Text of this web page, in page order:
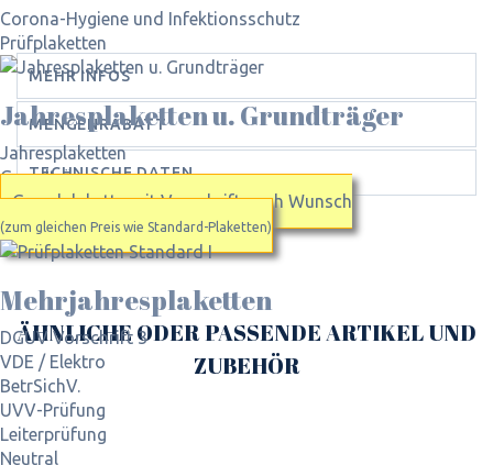
Corona-Hygiene und Infektionsschutz
Prüfplaketten
Jahres­plaketten u. Grundträger
Jahresplaketten
Grundträger
Grundplakette mit Vorschrift nach Wunsch
(zum gleichen Preis wie Standard-Plaketten)
Mehrjahres­plaketten
DGUV Vorschrift 3
VDE / Elektro
BetrSichV.
UVV-Prüfung
Leiterprüfung
Neutral
MEHR INFOS
MENGENRABATT
TECHNISCHE DATEN
ÄHNLICHE ODER PASSENDE ARTIKEL UND
ZUBEHÖR